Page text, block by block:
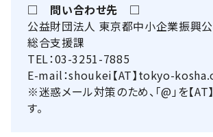
□ 問い合わせ先 □
公益財団法人 東京都中小企業振興
総合支援課
TEL：03-3251-7885
E-mail：shoukei【AT】tokyo-
※迷惑メール対策のため、「@」を【AT
す。